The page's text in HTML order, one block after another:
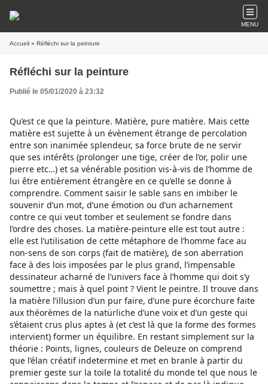
MENU
Accueil » Réfléchi sur la peinture
Réfléchi sur la peinture
Publié le 05/01/2020 à 23:32
Qu’est ce que la peinture. Matière, pure matière. Mais cette
matière est sujette à un évènement étrange de percolation
entre son inanimée splendeur, sa force brute de ne servir
que ses intérêts (prolonger une tige, créer de l’or, polir une
pierre etc…) et sa vénérable position vis-à-vis de l’homme de
lui être entièrement étrangère en ce qu’elle se donne à
comprendre. Comment saisir le sable sans en imbiber le
souvenir d’un mot, d’une émotion ou d’un acharnement
contre ce qui veut tomber et seulement se fondre dans
l’ordre des choses. La matière-peinture elle est tout autre :
elle est l’utilisation de cette métaphore de l’homme face au
non-sens de son corps (fait de matière), de son aberration
face à des lois imposées par le plus grand, l’impensable
dessinateur acharné de l’univers face à l’homme qui doit s’y
soumettre ; mais à quel point ? Vient le peintre. Il trouve dans
la matière l’illusion d’un pur faire, d’une pure écorchure faite
aux théorèmes de la natürliche d’une voix et d’un geste qui
s’étaient crus plus aptes à (et c’est là que la forme des formes
intervient) former un équilibre. En restant simplement sur la
théorie : Points, lignes, couleurs de Deleuze on comprend
que l’élan créatif indetermine et met en branle à partir du
premier geste sur la toile la totalité du monde tel que nous le